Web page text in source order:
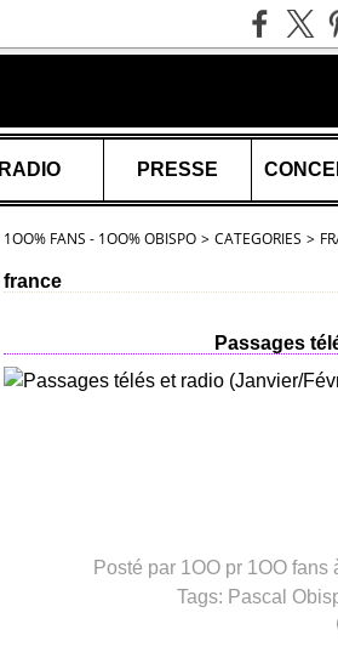
RADIO PRESSE
1OO% FANS - 1OO% OBISPO > CATEGORIES >
france
Passages
Posté par 1OO pr 1OO fans
Tags: Pascal